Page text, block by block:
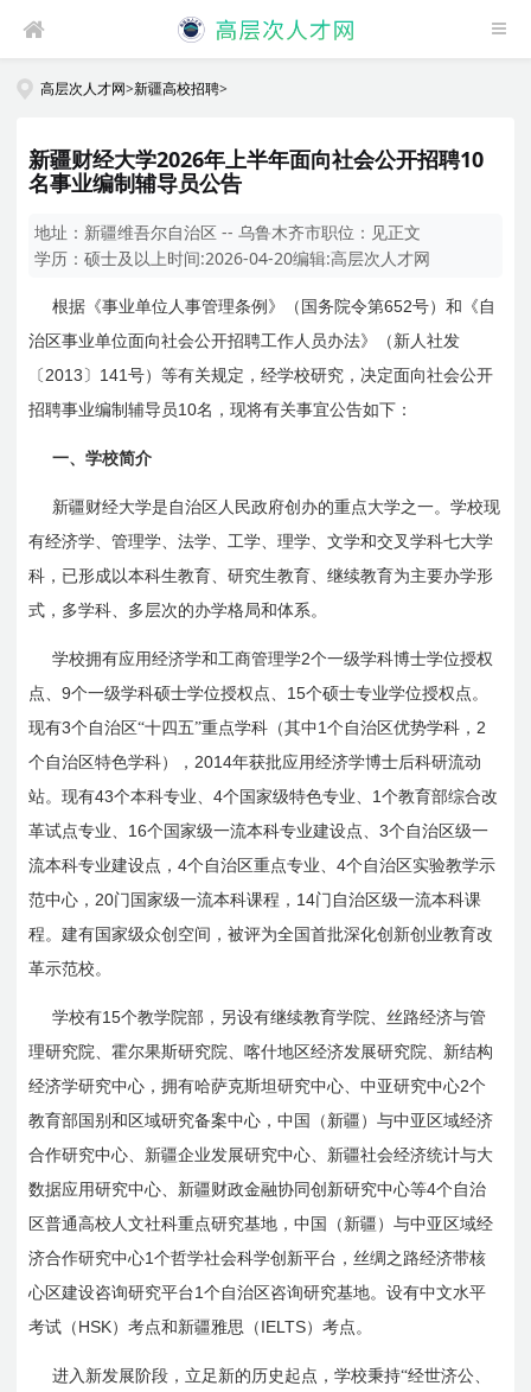
高层次人才网>新疆高校招聘>
新疆财经大学2026年上半年面向社会公开招聘10
名事业编制辅导员公告
地址： 新疆维吾尔自治区 -- 乌鲁木齐市职位： 见正文
学历：硕士及以上时间:2026-04-20编辑:高层次人才网
根据《事业单位人事管理条例》（国务院令第652号）和《自
治区事业单位面向社会公开招聘工作人员办法》（新人社发
〔 2013 〕 141号）等有关规定，经学校研究，决定面向社会公开
招聘事业编制辅导员10名，现将有关事宜公告如下：
一、学校简介
新疆财经大学是自治区人民政府创办的重点大学之一。学校现
有经济学、管理学、法学、工学、理学、文学和交叉学科七大学
科，已形成以本科生教育、研究生教育、继续教育为主要办学形
式，多学科、多层次的办学格局和体系。
学校拥有应用经济学和工商管理学2个一级学科博士学位授权
点、9个一级学科硕士学位授权点、 15个硕士专业学位授权点。
现有3个自治区“十四五”重点学科（其中 1个自治区优势学科， 2
个自治区特色学科）， 2014年获批应用经济学博士后科研流动
站。现有43个本科专业、4个国家级特色专业、 1个教育部综合改
革试点专业、 16个国家级一流本科专业建设点、3个自治区级一
流本科专业建设点，4个自治区重点专业、4个自治区实验教学示
范中心， 20门国家级一流本科课程， 14门自治区级一流本科课
程。建有国家级众创空间，被评为全国首批深化创新创业教育改
革示范校。
学校有15个教学院部，另设有继续教育学院、丝路经济与管
理研究院、霍尔果斯研究院、喀什地区经济发展研究院、新结构
经济学研究中心，拥有哈萨克斯坦研究中心、中亚研究中心2个
教育部国别和区域研究备案中心，中国（新疆）与中亚区域经济
合作研究中心、新疆企业发展研究中心、新疆社会经济统计与大
数据应用研究中心、新疆财政金融协同创新研究中心等4个自治
区普通高校人文社科重点研究基地，中国（新疆）与中亚区域经
济合作研究中心1个哲学社会科学创新平台，丝绸之路经济带核
心区建设咨询研究平台1个自治区咨询研究基地。设有中文水平
考试（ HSK）考点和新疆雅思（ IELTS）考点。
进入新发展阶段，立足新的历史起点，学校秉持“经世济公、